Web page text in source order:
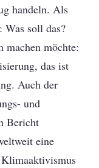
handeln. Als
soll das?
machen möchte:
das ist
Auch der
und
Bericht
eine